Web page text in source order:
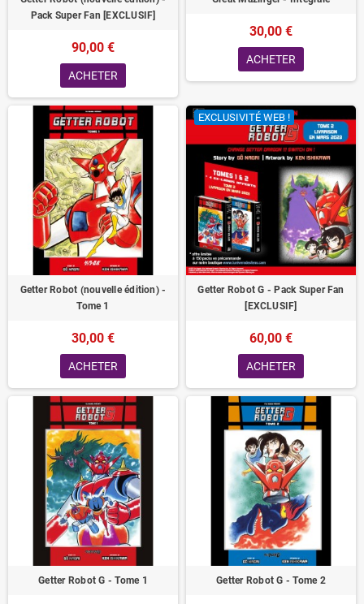
Pack Super Fan [EXCLUSIF]
90,00 €
ACHETER
30,00 €
ACHETER
Getter Robot (nouvelle édition) -
Tome 1
30,00 €
ACHETER
EXCLUSIVITÉ WEB !
Getter Robot G - Pack Super Fan
[EXCLUSIF]
60,00 €
ACHETER
Getter Robot G - Tome 1 Getter Robot G - Tome 2